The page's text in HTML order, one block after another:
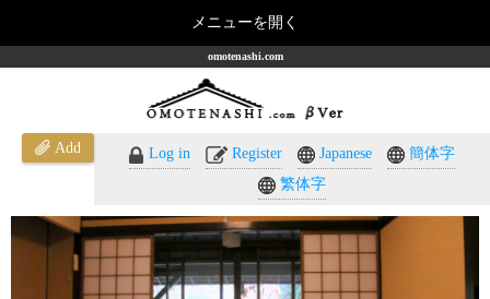
omotenashi.com
Add Log in Register Japanese
簡体字
繁体字
メニューを開く